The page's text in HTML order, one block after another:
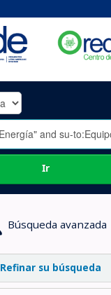
Ir
Búsqueda avanzada
Refinar su búsqueda